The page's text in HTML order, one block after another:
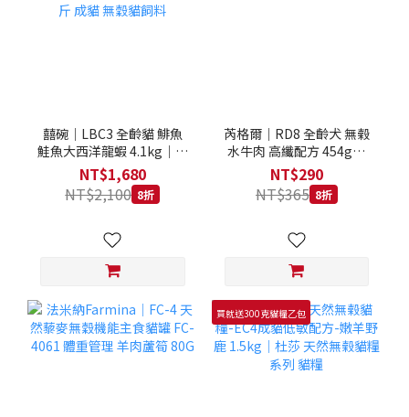
囍碗｜LBC3 全齡貓 鯡魚
鮭魚大西洋龍蝦 4.1kg｜加
拿大 Loveabowl 天然無穀
糧 4.1公斤 成貓 無穀貓飼
料
NT$1,680
NT$2,100 8折
芮格爾｜RD8 全齡犬 無榖
水牛肉 高纖配方 454g｜
REGAL 天然犬糧 狗飼料
NT$290
NT$365 8折
買就送300克貓糧乙包